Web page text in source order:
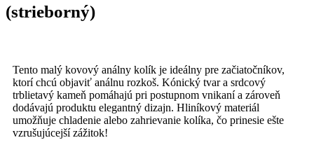
(strieborný)
Tento malý kovový análny kolík je ideálny pre začiatočníkov,
ktorí chcú objaviť análnu rozkoš. Kónický tvar a srdcový
trblietavý kameň pomáhajú pri postupnom vnikaní a zároveň
dodávajú produktu elegantný dizajn. Hliníkový materiál
umožňuje chladenie alebo zahrievanie kolíka, čo prinesie ešte
vzrušujúcejší zážitok!